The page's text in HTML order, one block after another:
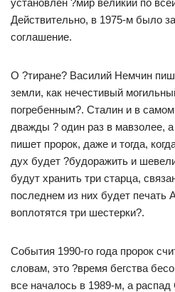
установлен ?мир великий по
Действительно, в 1975-м было
соглашение.
О ?тиране? Василий Немчин
земли, как нечестивый
погребенным?. Сталин и в
дважды ? один раз в мавзолее,
пишет пророк, даже и тогда,
дух будет ?будоражить и
будут хранить три старца,
последнем из них будет печать
воплотятся три шестерки?.
События 1990-го года пророк
словам, это ?время бегства
все началось в 1989-м, а